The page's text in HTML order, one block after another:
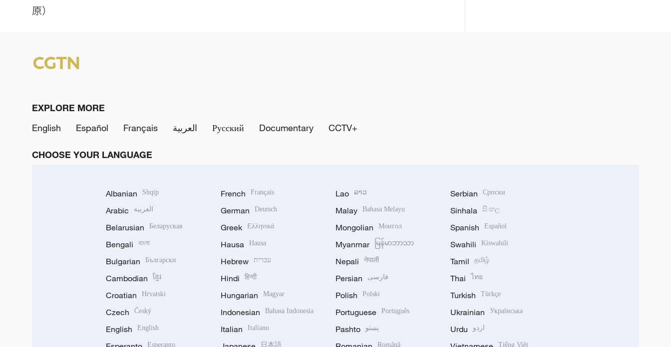
原）
EXPLORE MORE
English
Español Français العربية Русский Documentary CCTV+
CHOOSE YOUR LANGUAGE
Albanian Shqip
Arabic العربية
Belarusian Беларуская
Bengali বাংলা
Bulgarian Български
Cambodian ខ្មែរ
Croatian Hrvatski
Czech Český
English English
Esperanto
French Français
German Deutsch
Greek Ελληνικά
Hausa Hausa
Hebrew עברית
Hindi हिन्दी
Hungarian Magyar
Indonesian Bahasa Indonesia
Italian Italiano
日本語
Lao ລາວ
Malay Bahasa Melayu
Mongolian Монгол
Myanmar မြန်မာဘာသာ
Nepali नेपाली
Persian فارسی
Polish Polski
Portuguese Português
Pashto پښتو
Română
Serbian Српски
Sinhala සිංහල
Spanish Español
Swahili Kiswahili
Tamil தமிழ்
Thai ไทย
Turkish Türkçe
Ukrainian Українська
Urdu اردو
Tiếng Việt